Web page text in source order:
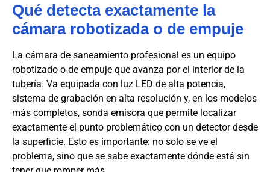
Qué detecta exactamente la
cámara robotizada o de empuje
La cámara de saneamiento profesional es un equipo
robotizado o de empuje que avanza por el interior de la
tubería. Va equipada con luz LED de alta potencia,
sistema de grabación en alta resolución y, en los modelos
más completos, sonda emisora que permite localizar
exactamente el punto problemático con un detector desde
la superficie. Esto es importante: no solo se ve el
problema, sino que se sabe exactamente dónde está sin